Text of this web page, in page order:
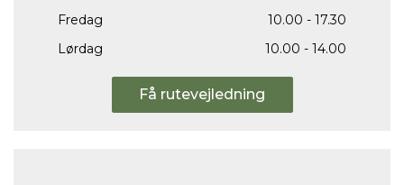
Fredag
10.00 - 17.30
Lørdag
10.00 - 14.00
Få rutevejledning